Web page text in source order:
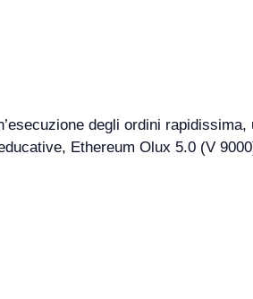
degli ordini rapidissima,
Ethereum Olux 5.0 (V